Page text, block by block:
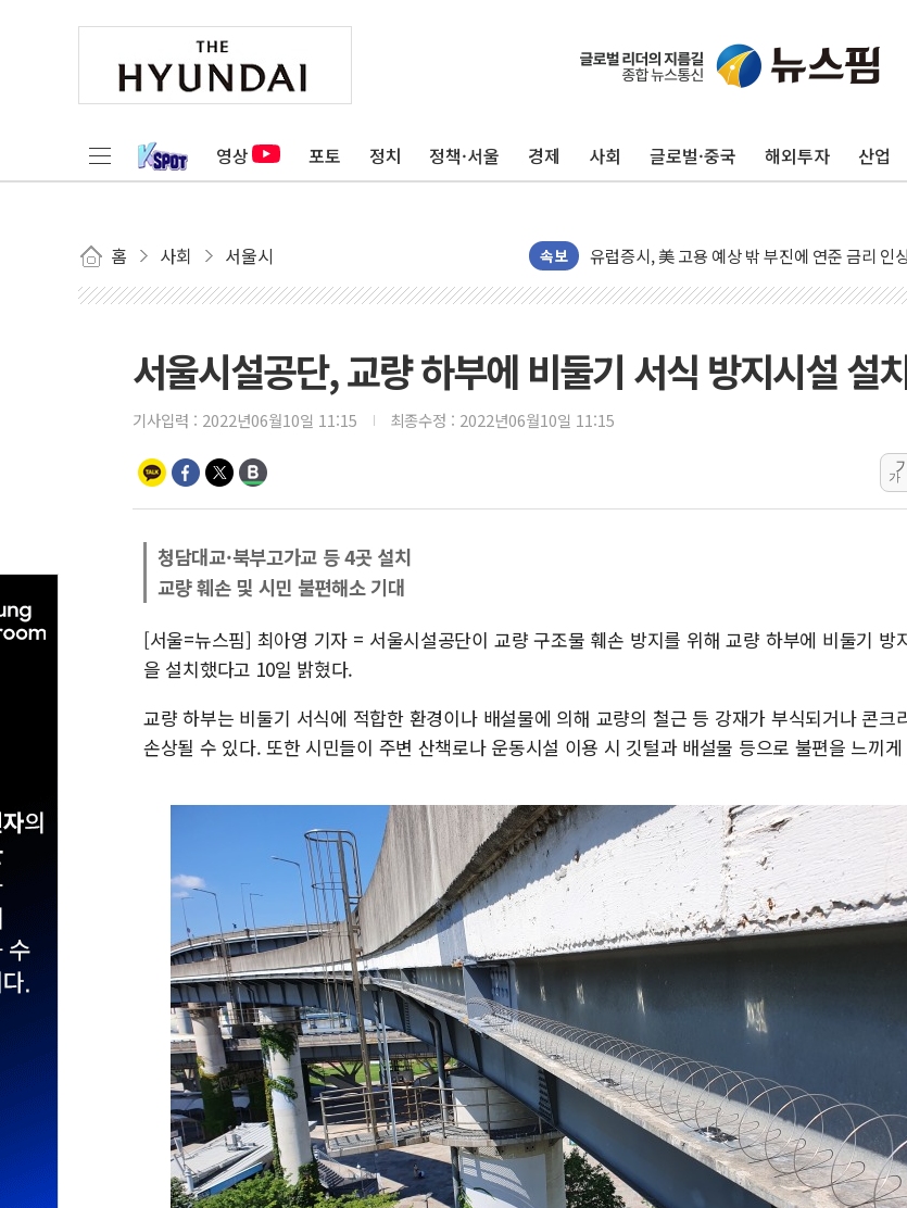
영상 포토 정치 정책·서울 경제 사회 글로벌·중국 해외투자 산업
홈 사회 서울시 속보
뉴욕증시, 고용 쇼크에 금리 인상 우려 후퇴
미 연준 매파 기세 꺾이나…고용 감소에 9월 동
[종합] 이슬람 수니파 3국, '공동방위협정' 체
美 항소법원, 백악관 무도회장 공사 중단 명령…
[AI MY 뉴스] 뉴욕 반도체주 프리뷰...美 고용
뉴욕증시 프리뷰, 美 고용 쇼크에 금리 인상 우
보훈부, 미 DPAA와 MOU… "6·25 미군 실종자
李 "해남 태양광, 대한민국 다음 100년 밑거름
李 대통령, '6시간 마라톤 부동산 2차 회의' 주
서울시설공단, 교량 하부에 비둘기 서식 방지시설 설
기사입력 : 2022년06월10일 11:15 최종수정 : 2022년06월10일 11:15
가
청담대교·북부고가교 등 4곳 설치
교량 훼손 및 시민 불편해소 기대
[서울=뉴스핌] 최아영 기자 = 서울시설공단이 교량 구조물 훼손 방지를 위해 교량 하부에 비둘기 방
을 설치했다고 10일 밝혔다.
교량 하부는 비둘기 서식에 적합한 환경이나 배설물에 의해 교량의 철근 등 강재가 부식되거나 콘크
손상될 수 있다. 또한 시민들이 주변 산책로나 운동시설 이용 시 깃털과 배설물 등으로 불편을 느끼